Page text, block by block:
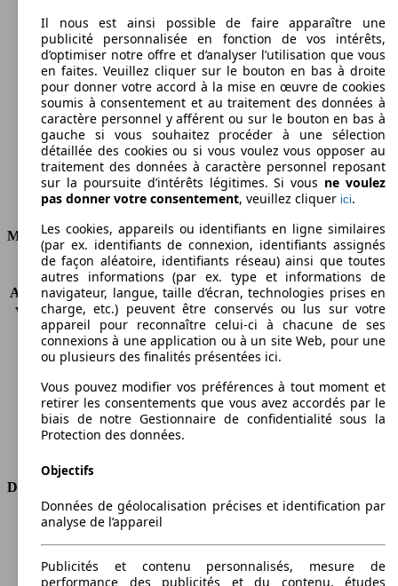
156 g/km
Émissions de CO2 (combinées)*
Ø 6.7 l/100km
Consommation
Moteur et Puissance
KW (CH)
77 kW (105 PS)
Accélération (0-100 km/h) 12.4s
Vitesse maximale (km/h) 169 km/h
Nombre de vitesses
5
Couple
175 nm
Carburant
Essence
Cylindres
4
Transmission
Boîte manuelle
Dimensions
Longueur
Hauteur
1856 mm
Largeur
1794 mm
Empattement
2681 mm
Il nous est ainsi possible de faire apparaître une
publicité personnalisée en fonction de vos intérêts,
d’optimiser notre offre et d’analyser l’utilisation que vous
en faites. Veuillez cliquer sur le bouton en bas à droite
pour donner votre accord à la mise en œuvre de cookies
soumis à consentement et au traitement des données à
caractère personnel y afférent ou sur le bouton en bas à
gauche si vous souhaitez procéder à une sélection
détaillée des cookies ou si vous voulez vous opposer au
traitement des données à caractère personnel reposant
sur la poursuite d’intérêts légitimes. Si vous ne voulez
pas donner votre consentement, veuillez cliquer ici.
Les cookies, appareils ou identifiants en ligne similaires
(par ex. identifiants de connexion, identifiants assignés
de façon aléatoire, identifiants réseau) ainsi que toutes
autres informations (par ex. type et informations de
navigateur, langue, taille d’écran, technologies prises en
charge, etc.) peuvent être conservés ou lus sur votre
appareil pour reconnaître celui-ci à chacune de ses
connexions à une application ou à un site Web, pour une
ou plusieurs des finalités présentées ici.
Vous pouvez modifier vos préférences à tout moment et
retirer les consentements que vous avez accordés par le
biais de notre Gestionnaire de confidentialité sous la
Protection des données.
Objectifs
Données de géolocalisation précises et identification par
analyse de l’appareil
Publicités et contenu personnalisés, mesure de
performance des publicités et du contenu, études